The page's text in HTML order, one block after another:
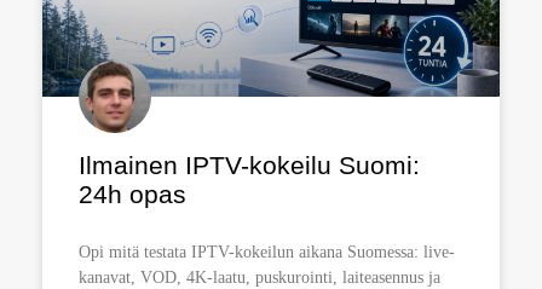
Ilmainen IPTV-kokeilu Suomi:
24h opas
Opi mitä testata IPTV-kokeilun aikana Suomessa: live-
kanavat, VOD, 4K-laatu, puskurointi, laiteasennus ja